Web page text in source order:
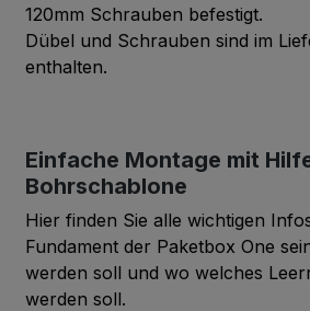
A32.2.1
Translucent Green
A33.3.6
Brilliant Green
A32.7.2
Dark Green
120mm Schrauben befestigt.
Dübel und Schrauben sind im
enthalten.
Einfache Montage mit
Bohrschablone
Hier finden Sie alle wichtigen
Fundament der Paketbox One
werden soll und wo welches
werden soll.